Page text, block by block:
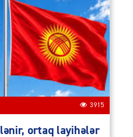
3915
ortaq layihələr